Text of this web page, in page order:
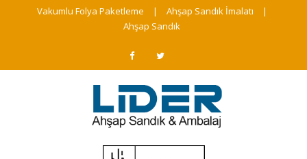
Vakumlu Folya Paketleme | Ahşap Sandık İmalatı
|
Ahşap Sandık